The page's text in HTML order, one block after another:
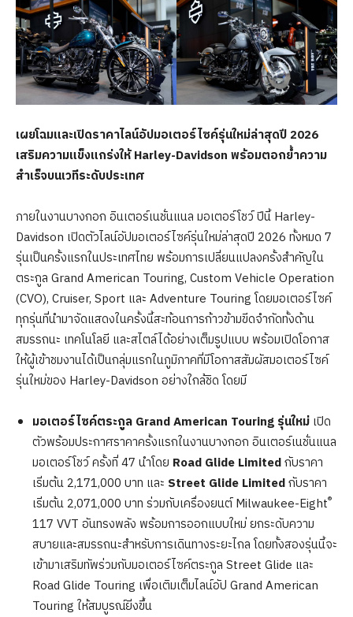
เผยโฉมและเปิดราคาไลน์อัปมอเตอร์ไซค์รุ่นใหม่ล่าสุดปี 2026
เสริมความแข็งแกร่งให้ Harley-Davidson พร้อมตอกย้ำความ
สำเร็จบนเวทีระดับประเทศ
ภายในงานบางกอก อินเตอร์เนชั่นแนล มอเตอร์โชว์ ปีนี้ Harley-
Davidson เปิดตัวไลน์อัปมอเตอร์ไซค์รุ่นใหม่ล่าสุดปี 2026 ทั้งหมด 7
รุ่นเป็นครั้งแรกในประเทศไทย พร้อมการเปลี่ยนแปลงครั้งสำคัญใน
ตระกูล Grand American Touring, Custom Vehicle Operation
(CVO), Cruiser, Sport และ Adventure Touring โดยมอเตอร์ไซค์
ทุกรุ่นที่นำมาจัดแสดงในครั้งนี้สะท้อนการก้าวข้ามขีดจำกัดทั้งด้าน
สมรรถนะ เทคโนโลยี และสไตล์ได้อย่างเต็มรูปแบบ พร้อมเปิดโอกาส
ให้ผู้เข้าชมงานได้เป็นกลุ่มแรกในภูมิภาคที่มีโอกาสสัมผัสมอเตอร์ไซค์
รุ่นใหม่ของ Harley-Davidson อย่างใกล้ชิด โดยมี
มอเตอร์ไซค์ตระกูล Grand American Touring รุ่นใหม่ เปิด
ตัวพร้อมประกาศราคาครั้งแรกในงานบางกอก อินเตอร์เนชั่นแนล
มอเตอร์โชว์ ครั้งที่ 47 นำโดย Road Glide Limitedกับราคา
เริ่มต้น 2,171,000 บาท และ Street Glide Limitedกับราคา
เริ่มต้น 2,071,000 บาท ร่วมกับเครื่องยนต์ Milwaukee-Eight®
117 VVT อันทรงพลัง พร้อมการออกแบบใหม่ ยกระดับความ
สบายและสมรรถนะสำหรับการเดินทางระยะไกล โดยทั้งสองรุ่นนี้จะ
เข้ามาเสริมทัพร่วมกับมอเตอร์ไซค์ตระกูล Street Glide และ
Road Glide Touring เพื่อเติมเต็มไลน์อัป Grand American
Touring ให้สมบูรณ์ยิ่งขึ้น